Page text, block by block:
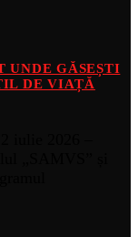
UNDE GĂSEȘTI
DE VIAȚĂ